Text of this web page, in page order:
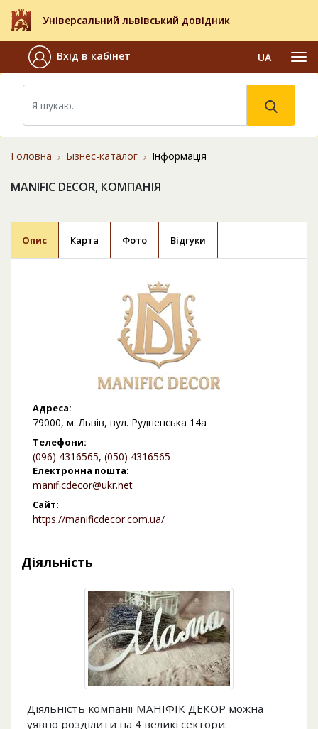
Універсальний львівський довідник
Вхід в кабінет UA
Головна Бізнес-каталог Інформація
MANIFIC DECOR, КОМПАНІЯ
Опис Карта Фото Відгуки
Адреса:
79000, м. Львів, вул. Рудненська 14а
Телефони:
(096) 4316565, (050) 4316565
Електронна пошта:
manificdecor@ukr.net
Сайт:
https://manificdecor.com.ua/
Діяльність
Діяльність компанії МАНІФІК ДЕКОР можна
уявно розділити на 4 великі сектори: